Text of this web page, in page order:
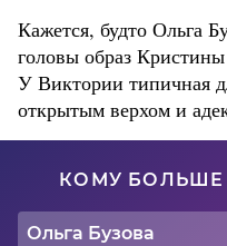
Кажется, будто Ольга
головы образ
У Виктории типичная
открытым верхом и
КОМУ БОЛЬШЕ
Ольга Бузова